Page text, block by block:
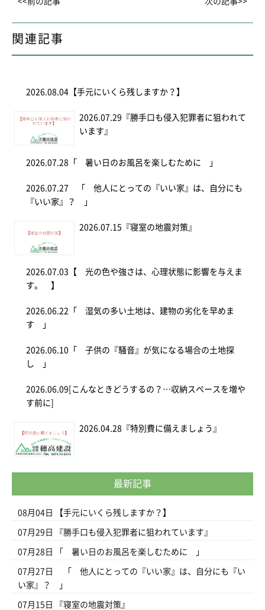
関連記事
2026.08.04 【手元にいくら残しますか？】
2026.07.29 『勝手口も侵入犯罪者に狙われて
います』
2026.07.28 「 暑い日のお風呂を楽しむために 」
2026.07.27 「 他人にとっての『いい家』は、自分にも
『いい家』？ 」
2026.07.15 『寝室の地震対策』
2026.07.03 【 光の色や強さは、心理状態に影響を与えま
す。 】
2026.06.22 「 湿気の多い土地は、建物の劣化を早めま
す 」
2026.06.10 「 子供の『騒音』が気になる場合の土地探
し 」
2026.06.09 [こんなときどうするの？…収納スペースを増や
す前に]
2026.04.28 『特別費に備えましょう』
最新記事
08月04日 【手元にいくら残しますか？】
07月29日 『勝手口も侵入犯罪者に狙われています』
07月28日 「 暑い日のお風呂を楽しむために 」
07月27日
「 他人にとっての『いい家』は、自分にも『い
い家』？ 」
07月15日 『寝室の地震対策』